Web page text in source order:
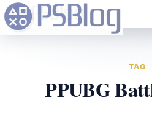
TAG
PPUBG